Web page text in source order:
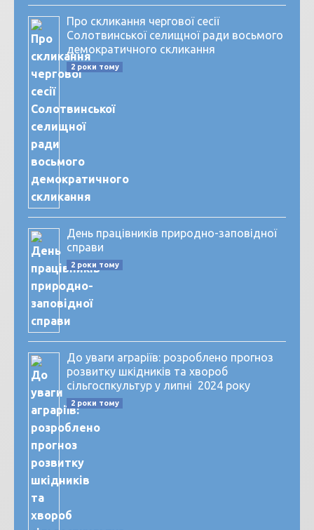
Про скликання чергової сесії
Солотвинської селищної ради восьмого
демократичного скликання
2 роки тому
День працівників природно-заповідної
справи
2 роки тому
До уваги аграріїв: розроблено прогноз
розвитку шкідників та хвороб
сільгоспкультур у липні 2024 року
2 роки тому